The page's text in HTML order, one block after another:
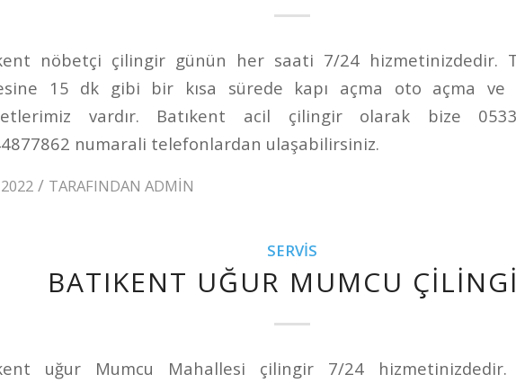
nöbetçi çilingir günün her saati 7/24 hizmetinizdedir.
15 dk gibi bir kısa sürede kapı açma oto açma ve
vardır. Batıkent acil çilingir olarak bize
numarali telefonlardan ulaşabilirsiniz.
/ TARAFINDAN ADMIN
SERVIS
BATIKENT UĞUR MUMCU
uğur Mumcu Mahallesi çilingir 7/24 hizmetinizdedir.